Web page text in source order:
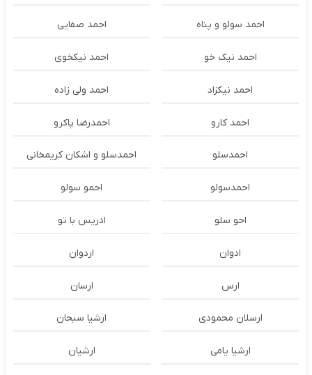
احمد سولو و پناه احمد صفایی
احمد نیک خو احمد نیکخوی
احمد نیکزاد احمد ولی زاده
احمد کارو احمدرضا پاکرو
احمدسلو احمدسلو و اشکان کریمخانی
احمدسولو احمو سولو
احو سلو ادریس با تو
ادوان اردوان
ارس ارسان
ارسلان محمودی ارشیا سبحان
ارشیا یامی ارشیان